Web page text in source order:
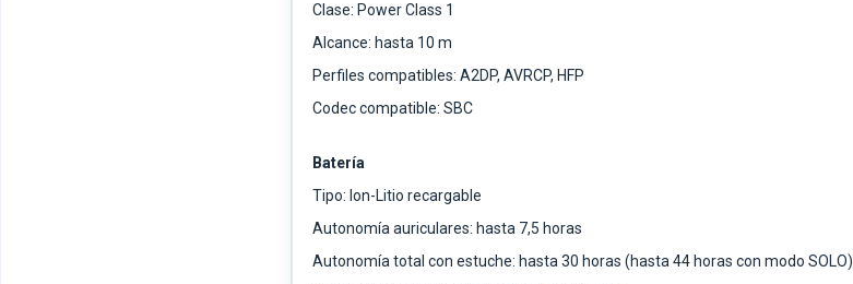
Clase: Power Class 1
Alcance: hasta 10 m
Perfiles compatibles: A2DP, AVRCP, HFP
Codec compatible: SBC
Batería
Tipo: Ion-Litio recargable
Autonomía auriculares: hasta 7,5 horas
Autonomía total con estuche: hasta 30 horas (hasta 44 horas con modo SOLO)